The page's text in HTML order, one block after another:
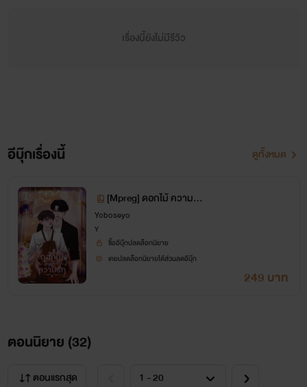
คีตะ
" นั่นสินะครับ มันอาจจะดีกว่า แต่ผมก็ยังอยากที่จะเลือกเส้นทาง
เดิมอยู่ดีแล้วผมก็ชอบดอกไม้ที่โปรยไปตามเส้นทางนั้นซะด้วย
เพราะฉะนั้นขอให้ผมได้เดินไปยังเส้นทางนั้นต่อได้หรือเปล่าครับ
เรื่องนี้ยังไม่มีรีวิว
อีบุ๊กเรื่องนี้ ดูทั้งหมด
[Mpreg] ดอกไม้ ความหม
าย ความรัก
Yoboseyo
Y
ซื้ออีบุ๊กปลดล็อกนิยาย
เคยปลดล็อกนิยายได้ส่วนลดอีบุ๊ก
249 บาท
ตอนนิยาย (32)
ตอนแรกสุด